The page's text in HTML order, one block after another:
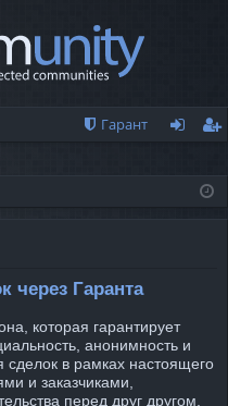
Гарант
ис
через Гаранта
которая гарантирует
анонимность и
сделок в рамках настоящего
и заказчиками,
перед друг другом.